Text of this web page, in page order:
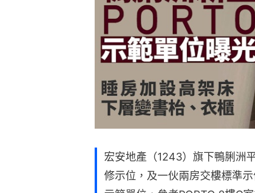
宏安地產（1243）旗下鴨脷洲
修示位，及一伙兩房交樓標準